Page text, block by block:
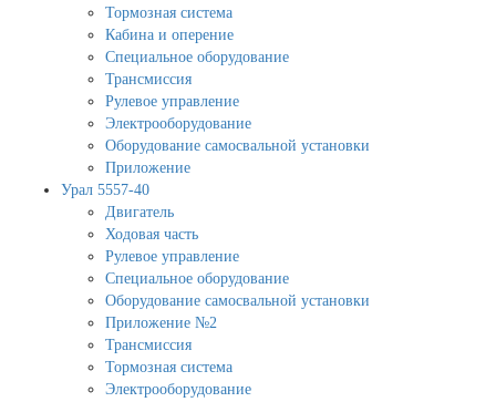
Тормозная система
Кабина и оперение
Специальное оборудование
Трансмиссия
Рулевое управление
Электрооборудование
Оборудование самосвальной установки
Приложение
Урал 5557-40
Двигатель
Ходовая часть
Рулевое управление
Специальное оборудование
Оборудование самосвальной установки
Приложение №2
Трансмиссия
Тормозная система
Электрооборудование